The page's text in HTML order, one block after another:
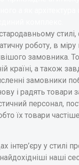
роботу, в
замовника.
країні, а також
замовники
і радять товари
персонал,
їх товари
інтер’єру у стилі
наші